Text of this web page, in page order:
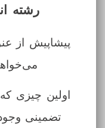
رشته
پیشاپیش از
اولین چیزی
تضمینی